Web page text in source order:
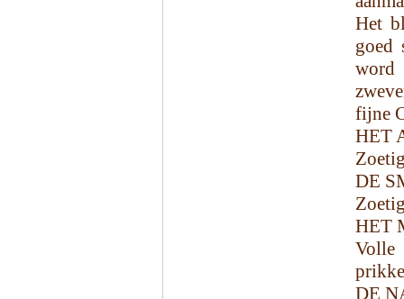
Het
goed
word
fijne
HET
DE
HET
DE